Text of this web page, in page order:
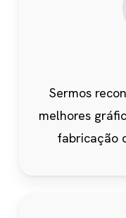
Sermos
melhores
fabricação